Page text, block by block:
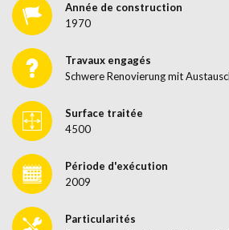
Année de construction
1970
Travaux engagés
Schwere Renovierung mit
Surface traitée
4500
Période d'exécution
2009
Particularités